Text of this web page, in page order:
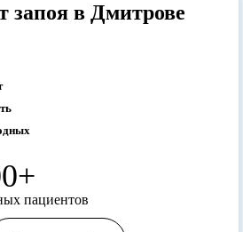
запоя в Дмитрове
пациентов
заявка
с вами в самое
время!